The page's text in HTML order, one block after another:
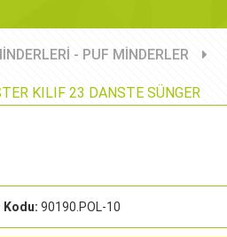
- PUF MİNDERLER
KILIF 23 DANSTE SÜNGER
Kodu: 90190.POL-10